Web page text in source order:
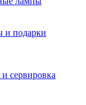
и подарки
сервировка